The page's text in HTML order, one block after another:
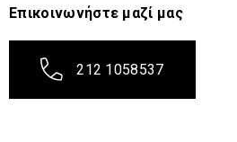
Επικοινωνήστε μαζί μας
212 1058537